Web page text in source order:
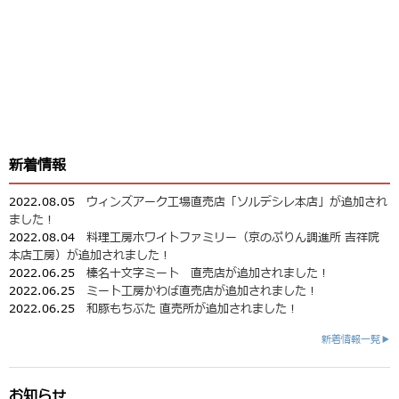
新着情報
2022.08.05 ウィンズアーク工場直売店「ソルデシレ本店」が追加され
ました！
2022.08.04 料理工房ホワイトファミリー（京のぷりん調進所 吉祥院
本店工房）が追加されました！
2022.06.25 榛名十文字ミート 直売店が追加されました！
2022.06.25 ミート工房かわば直売店が追加されました！
2022.06.25 和豚もちぶた 直売所が追加されました！
新着情報一覧▶